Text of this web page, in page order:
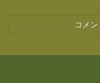
コメ